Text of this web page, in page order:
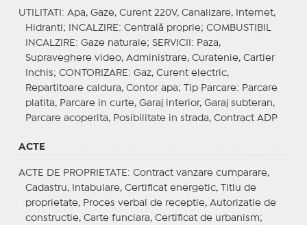
UTILITATI : Apa, Gaze, Curent 220V, Canalizare, Internet,
Hidranti;
INCALZIRE : Centrală proprie; COMBUSTIBIL
INCALZIRE : Gaze naturale; SERVICII : Paza,
Supraveghere video, Administrare, Curatenie, Cartier
Inchis; CONTORIZARE : Gaz, Curent electric,
Repartitoare caldura, Contor apa;
Tip Parcare: Parcare
platita, Parcare in curte, Garaj interior, Garaj subteran,
Parcare acoperita, Posibilitate in strada, Contract ADP
ACTE
ACTE DE PROPRIETATE : Contract vanzare cumparare,
Cadastru, Intabulare, Certificat energetic, Titlu de
proprietate, Proces verbal de receptie, Autorizatie de
constructie, Carte funciara, Certificat de urbanism;